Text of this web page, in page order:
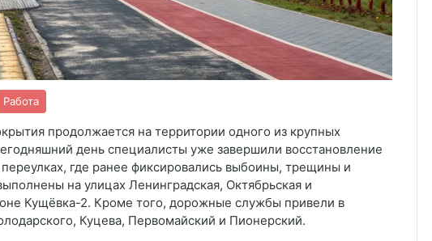
Работа
продолжается на территории одного из крупных
день специалисты уже завершили восстановление
где ранее фиксировались выбоины, трещины и
на улицах Ленинградская, Октябрьская и
Кущёвка-2. Кроме того, дорожные службы привели в
Куцева, Первомайский и Пионерский.